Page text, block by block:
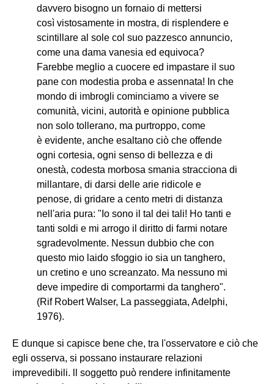
davvero bisogno un fornaio di mettersi
così vistosamente in mostra, di risplendere e
scintillare al sole col suo pazzesco annuncio,
come una dama vanesia ed equivoca?
Farebbe meglio a cuocere ed impastare il suo
pane con modestia proba e assennata! In che
mondo di imbrogli cominciamo a vivere se
comunità, vicini, autorità e opinione pubblica
non solo tollerano, ma purtroppo, come
è evidente, anche esaltano ciò che offende
ogni cortesia, ogni senso di bellezza e di
onestà, codesta morbosa smania stracciona di
millantare, di darsi delle arie ridicole e
penose, di gridare a cento metri di distanza
nell'aria pura: "Io sono il tal dei tali! Ho tanti e
tanti soldi e mi arrogo il diritto di farmi notare
sgradevolmente. Nessun dubbio che con
questo mio laido sfoggio io sia un tanghero,
un cretino e uno screanzato. Ma nessuno mi
deve impedire di comportarmi da tanghero".
(Rif Robert Walser, La passeggiata, Adelphi,
1976).
E dunque si capisce bene che, tra l'osservatore e ciò che
egli osserva, si possano instaurare relazioni
imprevedibili. ll soggetto può rendere infinitamente